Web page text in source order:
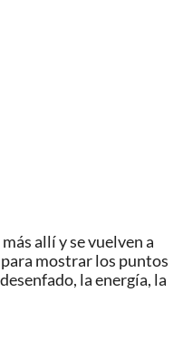
allí y se vuelven a
mostrar los puntos
la energía, la